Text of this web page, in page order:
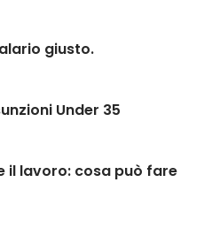
giusto.
Under 35
il lavoro: cosa può fare